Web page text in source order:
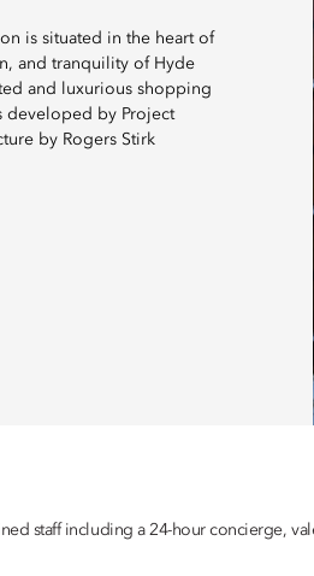
is situated in the heart of
and tranquility of Hyde
and luxurious shopping
developed by Project
by Rogers Stirk
staff including a 24-hour concierge,